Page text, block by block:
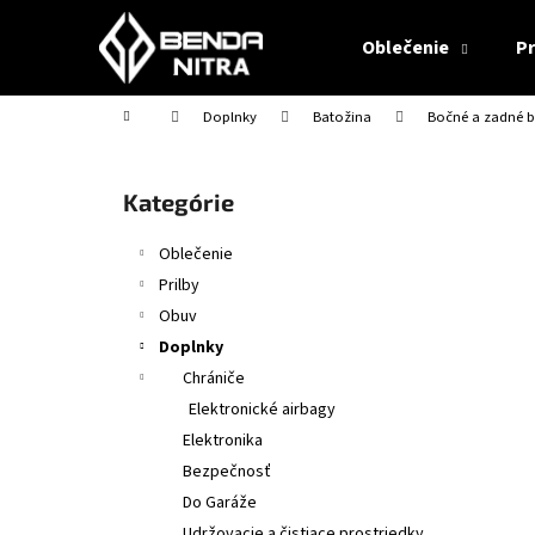
Oblečenie
Domov Doplnky Batožina Bočné a zadné
Preskočiť
kategórie
Kategórie
Oblečenie
Prilby
Obuv
Doplnky
Chrániče
Elektronické airbagy
Elektronika
Bezpečnosť
Do Garáže
í
Späť
do
Späť
do
CABERG TRIP MATT BLACK